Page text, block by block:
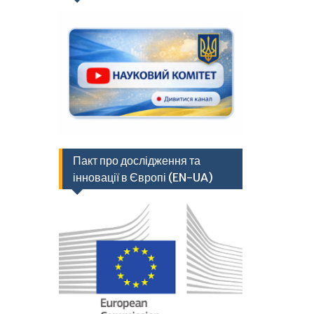
Пакт про дослідження та
інновації в Європі (EN-UA)